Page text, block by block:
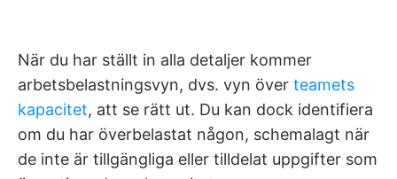
När du har ställt in alla detaljer kommer
arbetsbelastningsvyn, dvs. vyn över teamets
kapacitet, att se rätt ut. Du kan dock identifiera
om du har överbelastat någon, schemalagt när
de inte är tillgängliga eller tilldelat uppgifter som